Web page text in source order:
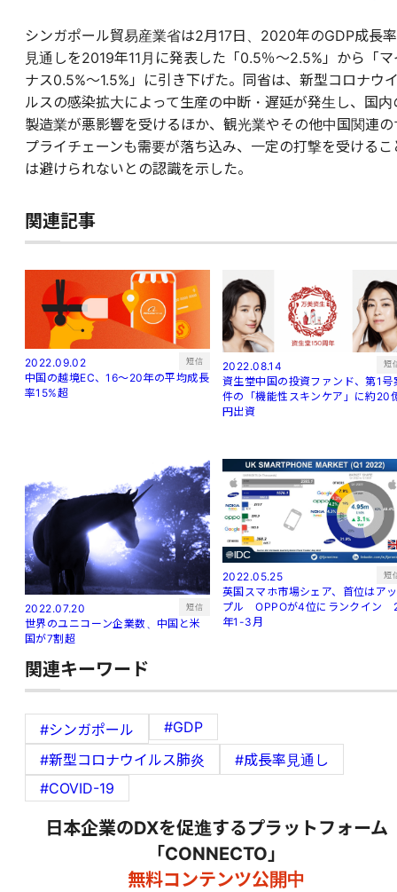
シンガポール貿易産業省は2月17日、2020年のGDP成長率
見通しを2019年11月に発表した「0.5％～2.5%」から「マ
ナス0.5%～1.5%」に引き下げた。同省は、新型コロナウ
ルスの感染拡大によって生産の中断・遅延が発生し、国内
製造業が悪影響を受けるほか、観光業やその他中国関連の
プライチェーンも需要が落ち込み、一定の打撃を受けるこ
は避けられないとの認識を示した。
関連記事
2022.09.02 短信
中国の越境EC、16～20年の平均成長
率15%超
2022.08.14 短
資生堂中国の投資ファンド、第1号
件の「機能性スキンケア」に約20
円出資
2022.07.20 短信
世界のユニコーン企業数、中国と米
国が7割超
2022.05.25 短
英国スマホ市場シェア、首位はアッ
プル OPPOが4位にランクイン
年1-3月
関連キーワード
#シンガポール
#GDP
#新型コロナウイルス肺炎
#成長率見通し
#COVID-19
日本企業のDXを促進するプラットフォーム
「CONNECTO」
無料コンテンツ公開中